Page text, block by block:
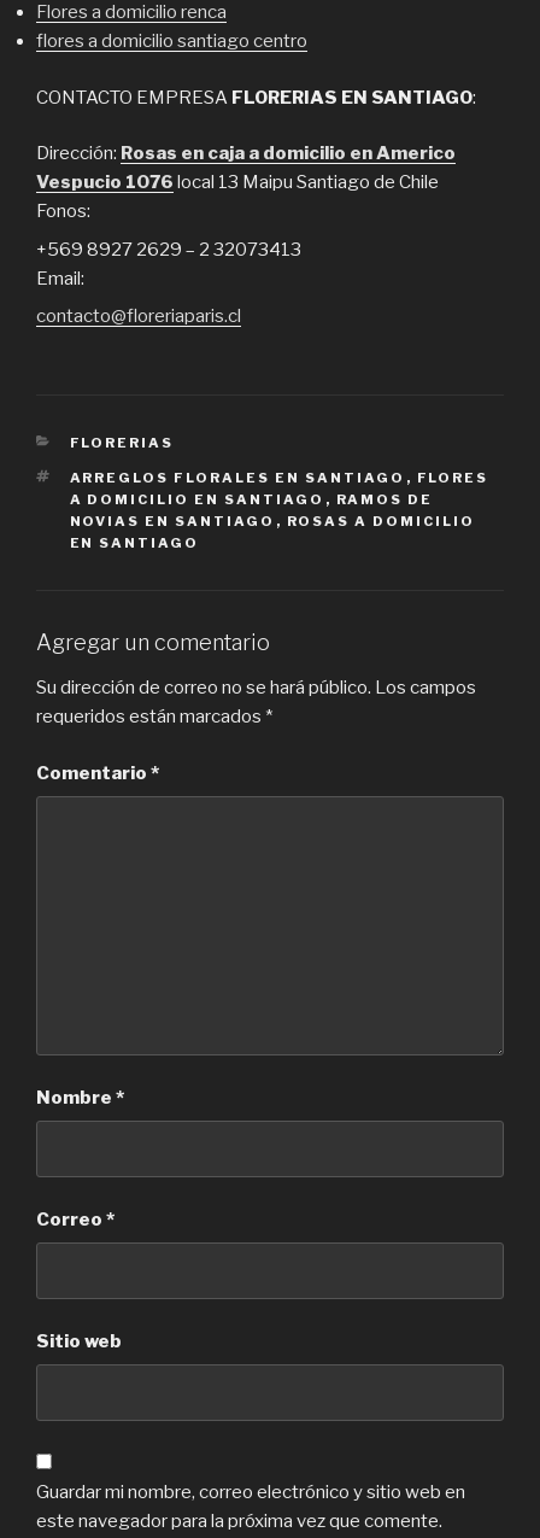
Flores a domicilio renca
flores a domicilio santiago centro
CONTACTO EMPRESA FLORERIAS EN SANTIAGO:
Dirección: Rosas en caja a domicilio en Americo
Vespucio 1076 local 13 Maipu Santiago de Chile
Fonos:
+569 8927 2629 – 2 32073413
Email:
contacto@floreriaparis.cl
CATEGORIES
FLORERIAS
TAGS
ARREGLOS FLORALES EN SANTIAGO , FLORES
A DOMICILIO EN SANTIAGO , RAMOS DE
NOVIAS EN SANTIAGO , ROSAS A DOMICILIO
EN SANTIAGO
Agregar un comentario
Su dirección de correo no se hará público. Los campos
requeridos están marcados *
Comentario *
Nombre *
Correo *
Sitio web
Guardar mi nombre, correo electrónico y sitio web en
este navegador para la próxima vez que comente.